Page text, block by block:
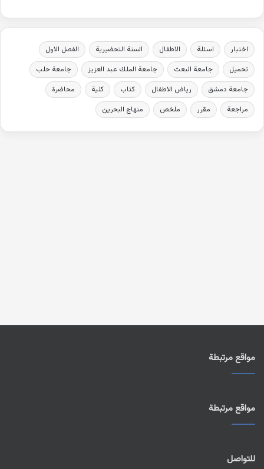
اختبار اسئلة الاطفال السنة التحضيرية
الفصل الاول
تحميل
جامعة البعث جامعة الملك عبد العزيز
جامعة حلب
جامعة دمشق
رياض الاطفال كتاب كلية
محاضرة
مراجعة
مقرر ملخص منهاج البحرين
مواقع مرتبطة
مواقع مرتبطة
للتواصل